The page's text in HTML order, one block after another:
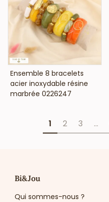
VOIR LE PRIX
Ensemble 8 bracelets
acier inoxydable résine
marbrée 0226247
1 2 3 …
Bi&Jou
Qui sommes-nous ?